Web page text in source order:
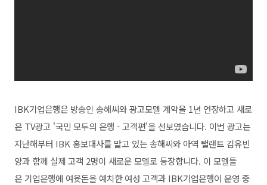
IBK기업은행은 방송인 송해씨와 광고모델 계약을 1년 연장하고 새로
은 TV광고 '국민 모두의 은행 - 고객편'을 선보였습니다. 이번 광고는
지난해부터 IBK 홍보대사를 맡고 있는 송해씨와 아역 탤랜트 김유빈
양과 함께 실제 고객 2명이 새로운 모델로 등장합니다. 이 모델들
은 기업은행에 여윳돈을 예치한 여성 고객과 IBK기업은행이 운영 중